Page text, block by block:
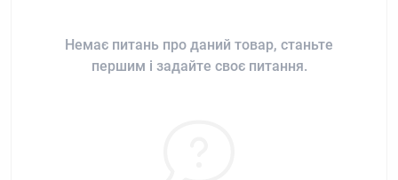
Немає питань про даний товар, станьте
першим і задайте своє питання.